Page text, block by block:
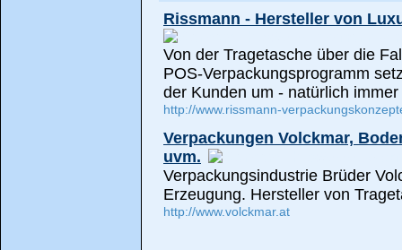
Rissmann - Hersteller von
Von der Tragetasche über die
POS-Verpackungsprogramm
der Kunden um - natürlich
http://www.rissmann-
Verpackungen Volckmar,
uvm.
Verpackungsindustrie Brüder
Erzeugung. Hersteller von
http://www.volckmar.at